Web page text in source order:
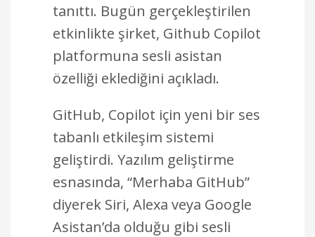
tanıttı. Bugün gerçekleştirilen
etkinlikte şirket, Github Copilot
platformuna sesli asistan
özelliği eklediğini açıkladı.
GitHub, Copilot için yeni bir ses
tabanlı etkileşim sistemi
geliştirdi. Yazılım geliştirme
esnasında, “Merhaba GitHub”
diyerek Siri, Alexa veya Google
Asistan’da olduğu gibi sesli